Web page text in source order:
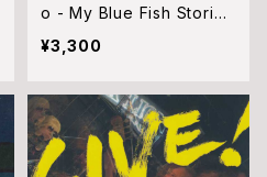
o - My Blue Fish Stories
(CD)
¥3,300